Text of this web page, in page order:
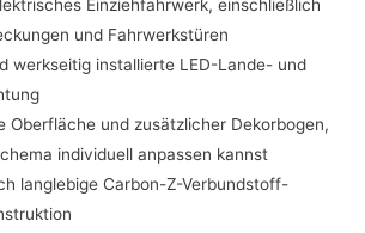
Einziehfahrwerk, einschließlich
und Fahrwerkstüren
werkseitig installierte LED-Lande- und
Oberfläche und zusätzlicher Dekorbogen,
individuell anpassen kannst
langlebige Carbon-Z-Verbundstoff-